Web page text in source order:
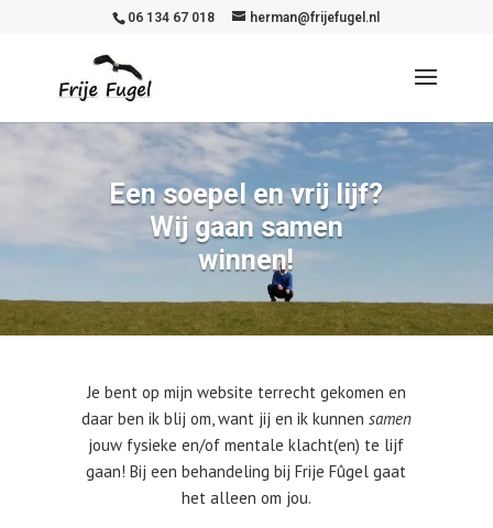
06 134 67 018 herman@frijefugel.nl
Een soepel en vrij lijf?
Wij gaan samen
winnen!
Je bent op mijn website terrecht gekomen en
daar ben ik blij om, want jij en ik kunnen samen
jouw fysieke en/of mentale klacht(en) te lijf
gaan! Bij een behandeling bij Frije Fûgel gaat
het alleen om jou.